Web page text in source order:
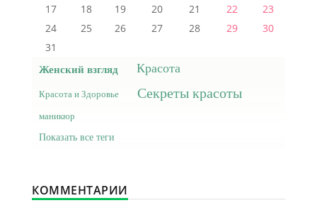
17
18 19 20 21 22
23
24
25 26 27 28 29
30
31
Женский взгляд Красота
Красота и Здоровье Секреты красоты
маникюр
Показать все теги
КОММЕНТАРИИ